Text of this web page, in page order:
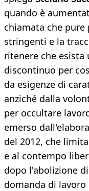
quando è
chiamata che
stringenti e la
ritenere che esista
discontinuo per
da esigenze di
anziché dalla
per occultare
emerso
del 2012, che
e al contempo
dopo l'abolizione
domanda di